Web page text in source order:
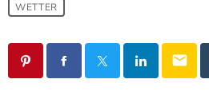
WETTER
email